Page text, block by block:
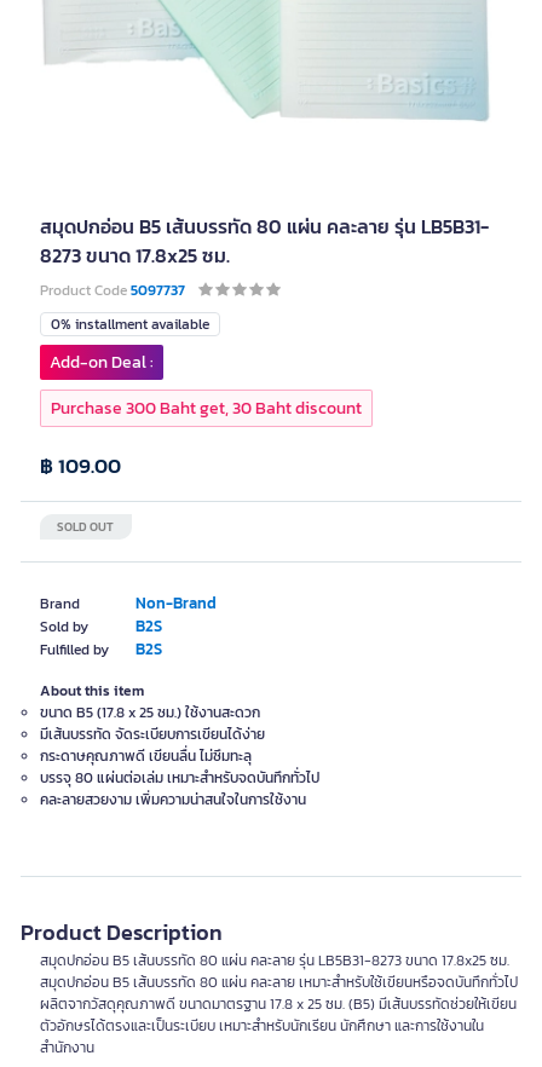
สมุดปกอ่อน B5 เส้นบรรทัด 80 แผ่น คละลาย รุ่น LB5B31-
8273 ขนาด 17.8x25 ซม.
Product Code5097737
Brand Non-Brand
Sold by B2S
Fulfilled by B2S
0% installment available
SOLD OUT
฿ 109.00
Add-on Deal :
Purchase 300 Baht get, 30 Baht discount
About this item
ขนาด B5 (17.8 x 25 ซม.) ใช้งานสะดวก
มีเส้นบรรทัด จัดระเบียบการเขียนได้ง่าย
กระดาษคุณภาพดี เขียนลื่น ไม่ซึมทะลุ
บรรจุ 80 แผ่นต่อเล่ม เหมาะสำหรับจดบันทึกทั่วไป
คละลายสวยงาม เพิ่มความน่าสนใจในการใช้งาน
Product Description
สมุดปกอ่อน B5 เส้นบรรทัด 80 แผ่น คละลาย รุ่น LB5B31-8273 ขนาด 17.8x25 ซม.
สมุดปกอ่อน B5 เส้นบรรทัด 80 แผ่น คละลาย เหมาะสำหรับใช้เขียนหรือจดบันทึกทั่วไป
ผลิตจากวัสดุคุณภาพดี ขนาดมาตรฐาน 17.8 x 25 ซม. (B5) มีเส้นบรรทัดช่วยให้เขียน
ตัวอักษรได้ตรงและเป็นระเบียบ เหมาะสำหรับนักเรียน นักศึกษา และการใช้งานใน
สำนักงาน